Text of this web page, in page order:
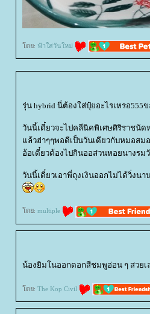
ดย: ฟ้าใสวันใหม่
รุ่น hybrid นี่ต้องใส่ปุ๋ยอะไรเหรอ555
วันนี้เดี๋ยวจะไปคลีนิคพิเศษศิริราชนัด
ล้วฮ่าๆๆพอดีเป็นวันเดียวกับหมอสม
อ้อเดี๋ยวต้องไปกินออส่วนหอยนางร
วันนี้เดี๋ยวเอาพี่ถุงเงินออกไม่ได้วิ่งน
ดย: multiple
น้องยิมโนออกดอกสีชมพูอ่อน ๆ สวยเ
ดย: The Kop Civil